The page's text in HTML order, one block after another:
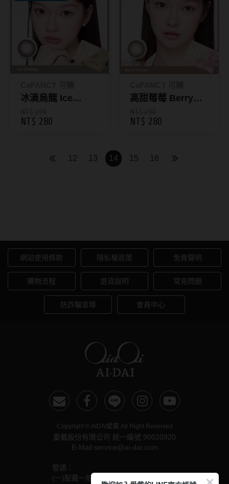
隱眼濕潤液
硬式專用藥水
泡沫洗鏡液
冰滴烏龍 Ice
10片裝
NT$ 280
高甜莓莓 Berry
10片裝
NT$ 280
12 13 14 15 16
網站使用條款 隱私權政策 免責聲明
購物流程 退貨說明 常見問題
防詐騙宣導 會員中心
Copyright © AIDAI愛戴 All Right Reserved
愛戴股份有限公司 統一編號:90020920
E-Mail:service@ai-dai.com
警語：
(一)配戴一般隱形眼鏡須經眼科醫師驗光配鏡取得處